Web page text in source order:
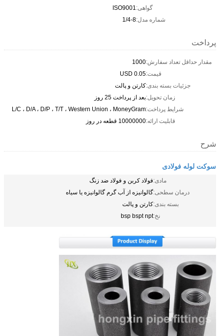
گواهی:ISO9001
شماره مدل:1/4-8
پرداخت
مقدار حداقل تعداد سفارش:1000
قیمت:0.05 USD
جزئیات بسته بندی:کارتن و پالت
زمان تحویل:بعد از پرداخت 25 روز
شرایط پرداخت:L/C ، D/A ، D/P ، T/T ، Western Union ، MoneyGram
قابلیت ارائه:10000000 قطعه در روز
شرح
سوکت لوله فولادی
مادی:فولاد کربن و فولاد ضد زنگ
درمان سطحی:گالوانیزه از آب گرم گالوانیزه یا سیاه
بسته بندی:کارتن و پالت
نخ:bsp bspt npt